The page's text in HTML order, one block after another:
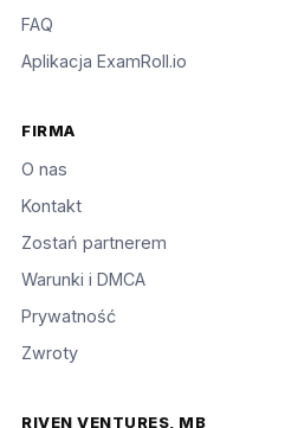
FAQ
Aplikacja ExamRoll.io
FIRMA
O nas
Kontakt
Zostań partnerem
Warunki i DMCA
Prywatność
Zwroty
RIVEN VENTURES, MB